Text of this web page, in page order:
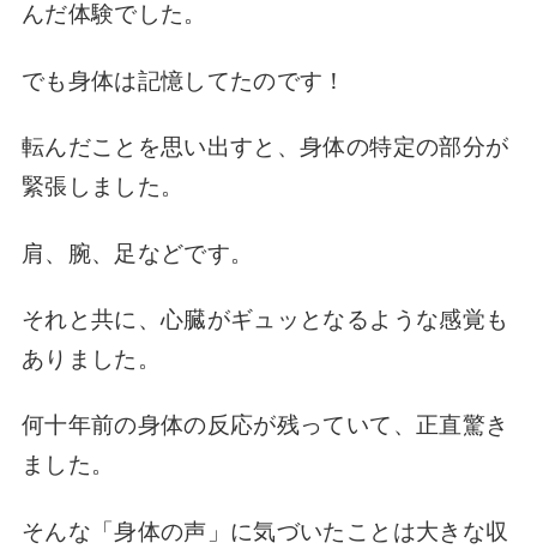
んだ体験でした。
でも身体は記憶してたのです！
転んだことを思い出すと、身体の特定の部分が
緊張しました。
肩、腕、足などです。
それと共に、心臓がギュッとなるような感覚も
ありました。
何十年前の身体の反応が残っていて、正直驚き
ました。
そんな「身体の声」に気づいたことは大きな収